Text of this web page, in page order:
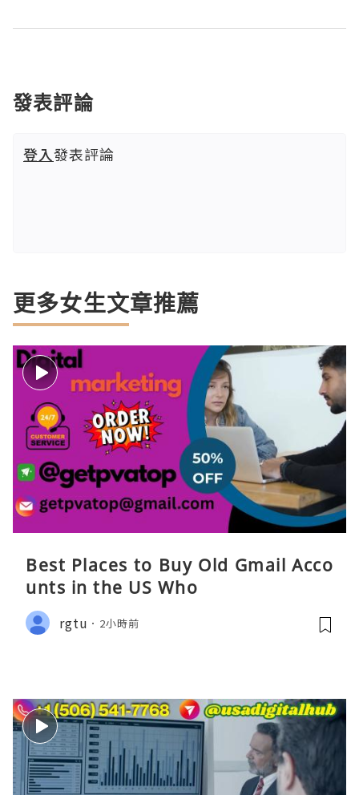
發表評論
登入發表評論
更多女生文章推薦
Best Places to Buy Old Gmail Acco
unts in the US Who
rgtu 2小時前